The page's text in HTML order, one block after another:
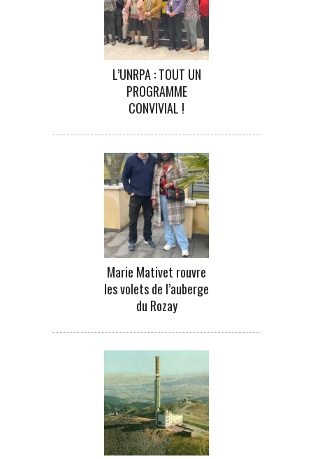
L’UNRPA : TOUT UN
PROGRAMME
CONVIVIAL !
Marie Mativet rouvre
les volets de l’auberge
du Rozay